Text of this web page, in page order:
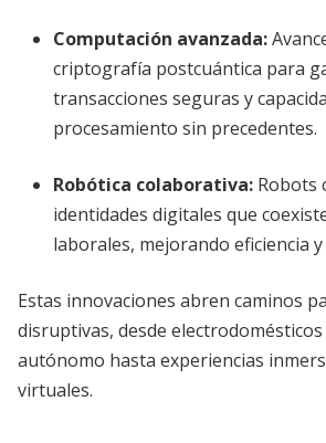
Computación avanzada:
criptografía postcuántica para
transacciones seguras y
procesamiento sin precedentes.
Robótica colaborativa: Robots
identidades digitales que
laborales, mejorando eficiencia
Estas innovaciones abren caminos
disruptivas, desde
autónomo hasta experiencias
virtuales.